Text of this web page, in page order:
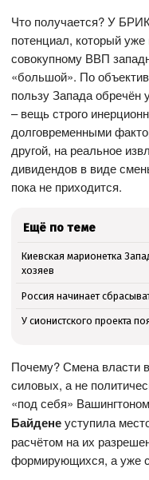
Что получается? У
потенциал, который
совокупному ВВП
«большой». По
пользу Запада обречён
– вещь строго
долговременными
другой, на реальное
дивидендов в виде
пока не приходится.
Ещё по теме
Киевская марионетка
хозяев
Россия начинает
У сионистского проекта
Почему? Смена власти
силовых, а не
«под себя»
Байденеуступила
расчётом на их
формирующихся, а уже